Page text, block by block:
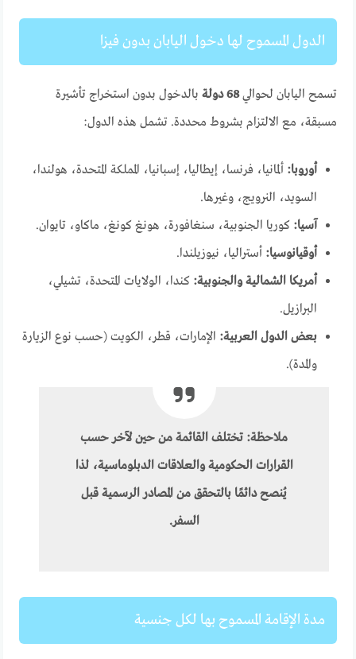
الدول المسموح لها دخول اليابان بدون فيزا
تسمح اليابان لحوالي68 دولة
بالدخول بدون استخراج تأشيرة
مسبقة، مع الالتزام بشروط محددة. تشمل هذه الدول:
أوروبا: ألمانيا، فرنسا، إيطاليا، إسبانيا، المملكة المتحدة، هولندا،
السويد، النرويج، وغيرها.
آسيا: كوريا الجنوبية، سنغافورة، هونغ كونغ، ماكاو، تايوان.
أوقيانوسيا: أستراليا، نيوزيلندا.
أمريكا الشمالية والجنوبية: كندا، الولايات المتحدة، تشيلي،
البرازيل.
بعض الدول العربية: الإمارات، قطر، الكويت (حسب نوع الزيارة
والمدة).
ملاحظة: تختلف القائمة من حين لآخر حسب
القرارات الحكومية والعلاقات الدبلوماسية، لذا
يُنصح دائمًا بالتحقق من المصادر الرسمية قبل
السفر.
مدة الإقامة المسموح بها لكل جنسية